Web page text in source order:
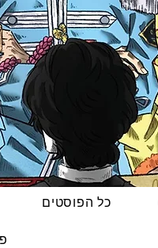
כל הפוסטים